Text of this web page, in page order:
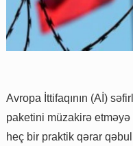
Avropa İttifaqının (Aİ)
paketini müzakirə etməyə
heç bir praktik qərar